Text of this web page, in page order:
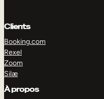
Clients
Booking.com
Rexel
Zoom
Silæ
À propos